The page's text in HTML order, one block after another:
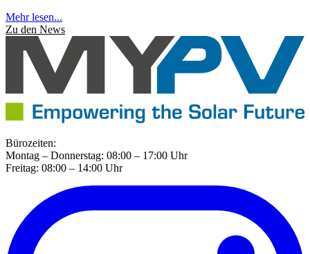
Mehr lesen...
Zu den News
Bürozeiten:
Montag – Donnerstag: 08:00 – 17:00 Uhr
Freitag: 08:00 – 14:00 Uhr